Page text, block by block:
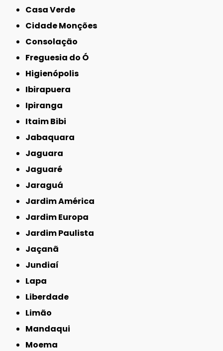
Casa Verde
Cidade Monções
Consolação
Freguesia do Ó
Higienópolis
Ibirapuera
Ipiranga
Itaim Bibi
Jabaquara
Jaguara
Jaguaré
Jaraguá
Jardim América
Jardim Europa
Jardim Paulista
Jaçanã
Jundiaí
Lapa
Liberdade
Limão
Mandaqui
Moema